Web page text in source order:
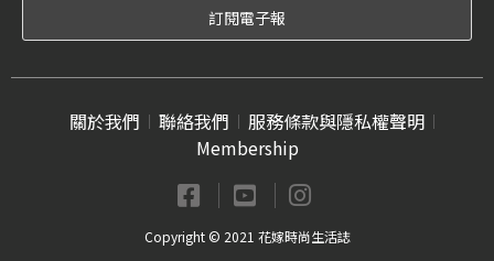
關於我們 聯絡我們
服務條款與隱私權聲明
Membership
Copyright © 2021 花嫁時尚生活誌